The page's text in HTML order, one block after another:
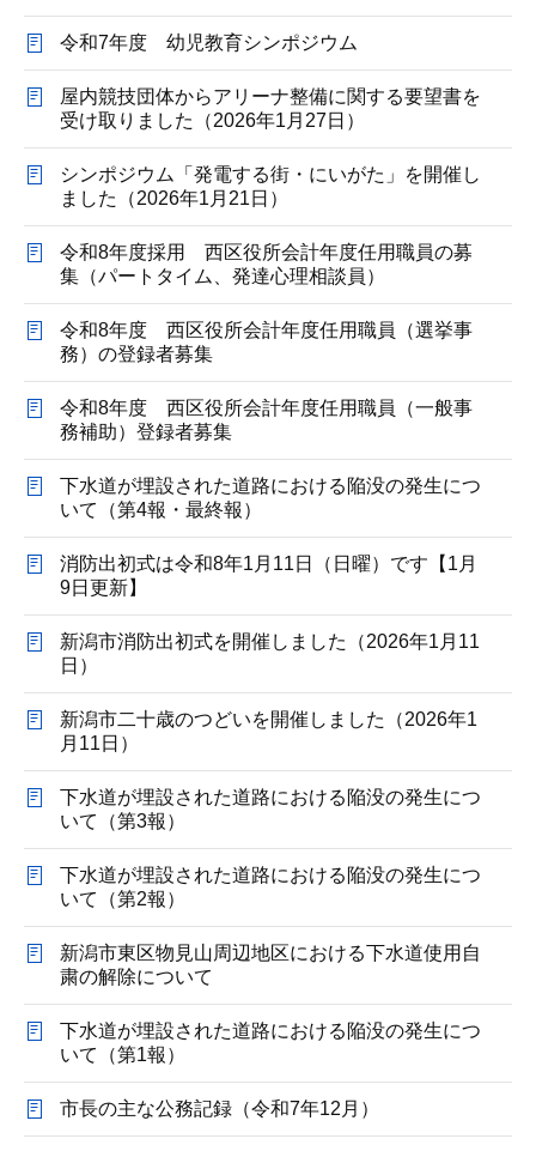
令和7年度 幼児教育シンポジウム
屋内競技団体からアリーナ整備に関する要望書を
受け取りました（2026年1月27日）
シンポジウム「発電する街・にいがた」を開催し
ました（2026年1月21日）
令和8年度採用 西区役所会計年度任用職員の募
集（パートタイム、発達心理相談員）
令和8年度 西区役所会計年度任用職員（選挙事
務）の登録者募集
令和8年度 西区役所会計年度任用職員（一般事
務補助）登録者募集
下水道が埋設された道路における陥没の発生につ
いて（第4報・最終報）
消防出初式は令和8年1月11日（日曜）です【1月
9日更新】
新潟市消防出初式を開催しました（2026年1月11
日）
新潟市二十歳のつどいを開催しました（2026年1
月11日）
下水道が埋設された道路における陥没の発生につ
いて（第3報）
下水道が埋設された道路における陥没の発生につ
いて（第2報）
新潟市東区物見山周辺地区における下水道使用自
粛の解除について
下水道が埋設された道路における陥没の発生につ
いて（第1報）
市長の主な公務記録（令和7年12月）